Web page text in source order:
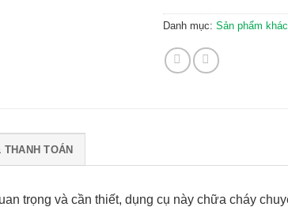
Danh mục: Sản phẩm khác
THANH TOÁN
trọng và cần thiết, dụng cụ này chữa cháy